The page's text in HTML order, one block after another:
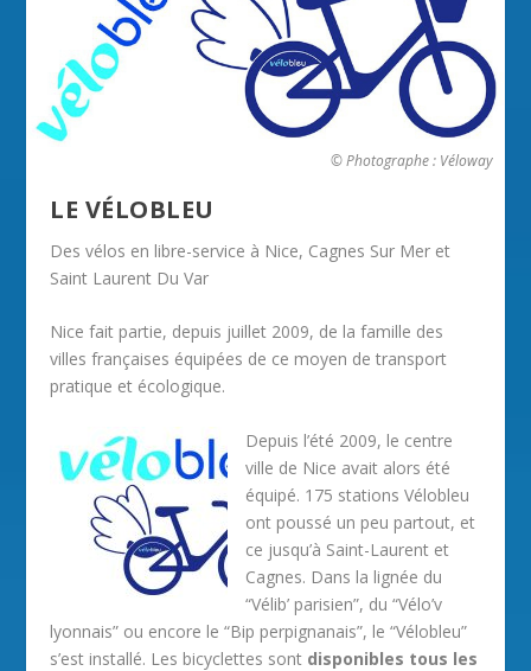
© Photographe : Véloway
LE VÉLOBLEU
Des vélos en libre-service à Nice, Cagnes Sur Mer et
Saint Laurent Du Var
Nice fait partie, depuis juillet 2009, de la famille des
villes françaises équipées de ce moyen de transport
pratique et écologique.
Depuis l’été 2009, le centre
ville de Nice avait alors été
équipé. 175 stations Vélobleu
ont poussé un peu partout, et
ce jusqu’à Saint-Laurent et
Cagnes. Dans la lignée du
“Vélib’ parisien”, du “Vélo’v
lyonnais” ou encore le “Bip perpignanais”, le “Vélobleu”
s’est installé. Les bicyclettes sont disponibles tous les